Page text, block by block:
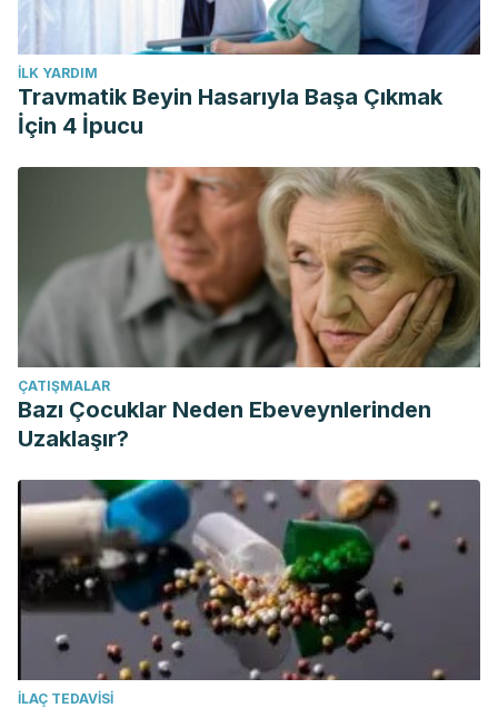
İLK YARDIM
Travmatik Beyin Hasarıyla Başa Çıkmak
İçin 4 İpucu
ÇATIŞMALAR
Bazı Çocuklar Neden Ebeveynlerinden
Uzaklaşır?
İLAÇ TEDAVISI